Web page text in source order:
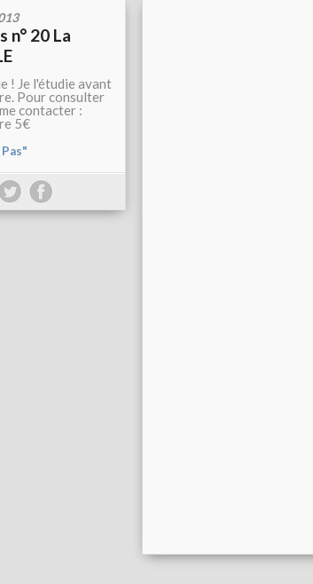
n° 20 La
! Je l'étudie avant
Pour consulter
contacter :
5€